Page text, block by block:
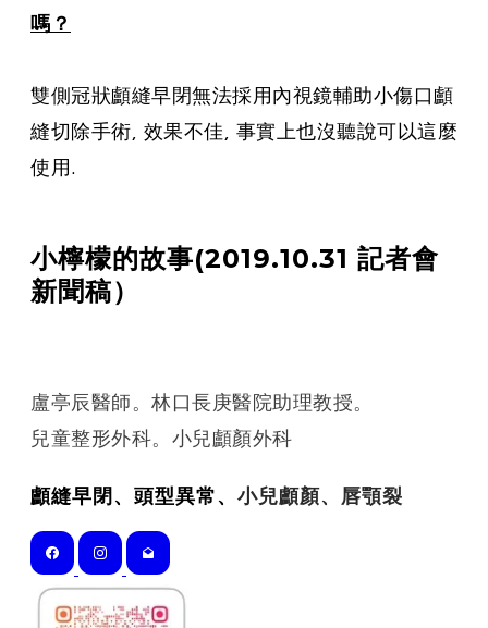
嗎？
雙側冠狀顱縫早閉無法採用內視鏡輔助小傷口顱
縫切除手術, 效果不佳, 事實上也沒聽說可以這麼
使用.
小檸檬的故事(2019.10.31 記者會
新聞稿）
盧亭辰醫師。林口長庚醫院助理教授。
​兒童整形外科。小兒顱顏外科
顱縫早閉、頭型異常、 小兒顱顏、唇顎裂